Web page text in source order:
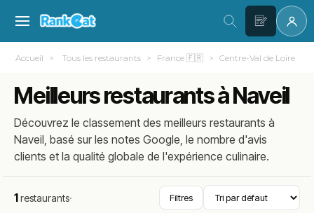
Accueil Tous les restaurants France 🇫🇷 Centre-Val de Loire
Meilleurs restaurants à Naveil
Découvrez le classement des meilleurs restaurants à
Naveil, basé sur les notes Google, le nombre d'avis
clients et la qualité globale de l'expérience culinaire.
1restaurants· Filtres